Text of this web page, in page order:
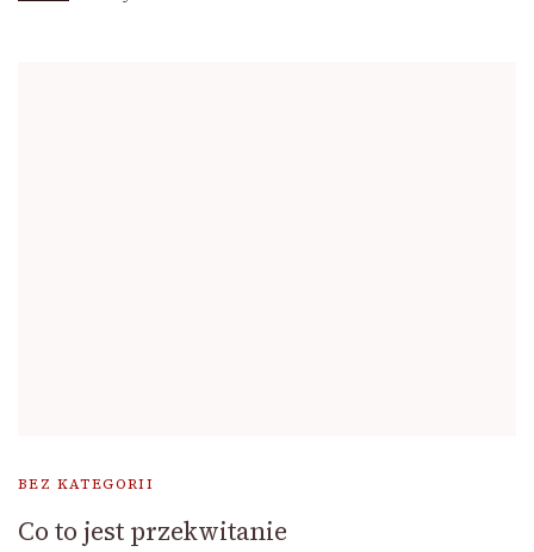
BEZ KATEGORII
Co to jest przekwitanie